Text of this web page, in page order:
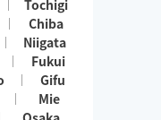
Tochigi
Chiba
Niigata
Fukui
Gifu
Mie